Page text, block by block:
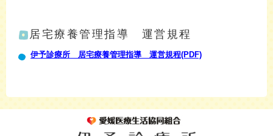
居宅療養管理指導 運営規程
伊予診療所 居宅療養管理指導 運営規程(PDF)